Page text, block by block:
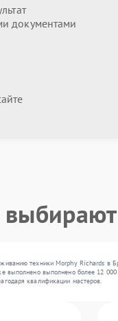
документами
техники Morphy Richards в
выполнено более 12
квалификации мастеров.